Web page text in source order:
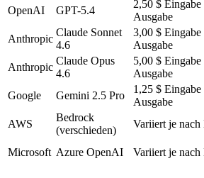
OpenAI
GPT-5.4
2,50 $ Eingabe
Ausgabe
Anthropic
Claude Sonnet
4.6
3,00 $ Eingabe
Ausgabe
Anthropic
Claude Opus
4.6
5,00 $ Eingabe
Ausgabe
Google
Gemini 2.5 Pro
1,25 $ Eingabe
Ausgabe
AWS
Bedrock
(verschieden)
Variiert je nach
Microsoft Azure OpenAI Variiert je nach